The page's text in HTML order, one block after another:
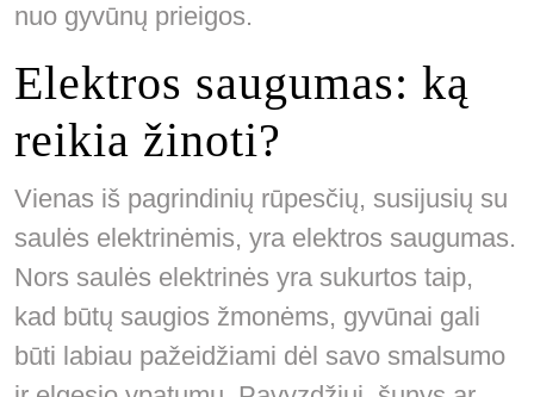
nuo gyvūnų prieigos.
Elektros saugumas: ką
reikia žinoti?
Vienas iš pagrindinių rūpesčių, susijusių su
saulės elektrinėmis, yra elektros saugumas.
Nors saulės elektrinės yra sukurtos taip,
kad būtų saugios žmonėms, gyvūnai gali
būti labiau pažeidžiami dėl savo smalsumo